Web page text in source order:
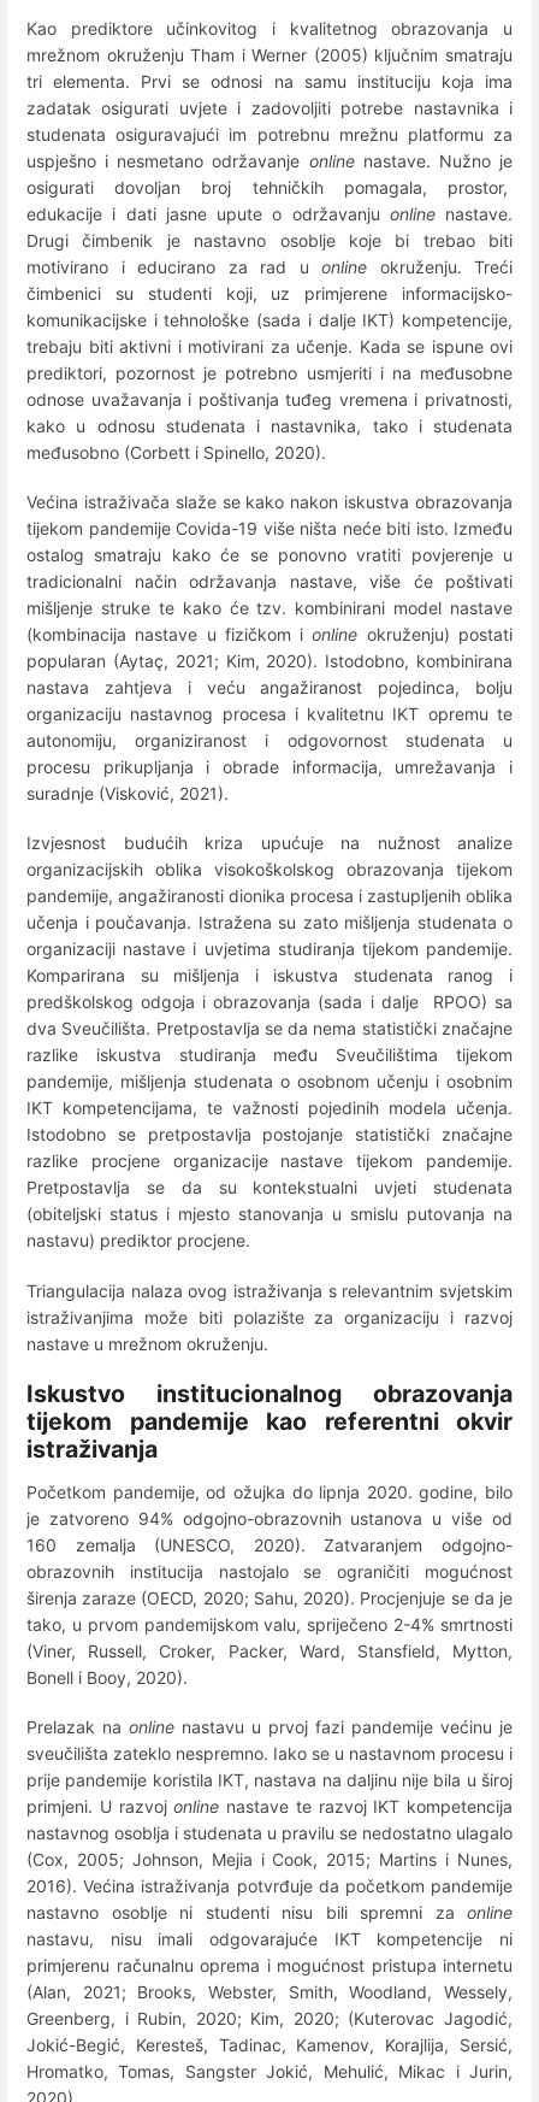
Kao prediktore učinkovitog i kvalitetnog obrazovanja u
mrežnom okruženju Tham i Werner (2005) ključnim smatraju
tri elementa. Prvi se odnosi na samu instituciju koja ima
zadatak osigurati uvjete i zadovoljiti potrebe nastavnika i
studenata osiguravajući im potrebnu mrežnu platformu za
uspješno i nesmetano održavanje online nastave. Nužno je
osigurati dovoljan broj tehničkih pomagala, prostor,
edukacije i dati jasne upute o održavanju onlinenastave.
Drugi čimbenik je nastavno osoblje koje bi trebao biti
motivirano i educirano za rad u online okruženju. Treći
čimbenici su studenti koji, uz primjerene informacijsko-
komunikacijske i tehnološke (sada i dalje IKT) kompetencije,
trebaju biti aktivni i motivirani za učenje. Kada se ispune ovi
prediktori, pozornost je potrebno usmjeriti i na međusobne
odnose uvažavanja i poštivanja tuđeg vremena i privatnosti,
kako u odnosu studenata i nastavnika, tako i studenata
međusobno (Corbett i Spinello, 2020).
Većina istraživača slaže se kako nakon iskustva obrazovanja
tijekom pandemije Covida-19 više ništa neće biti isto. Između
ostalog smatraju kako će se ponovno vratiti povjerenje u
tradicionalni način održavanja nastave, više će poštivati
mišljenje struke te kako će tzv. kombinirani model nastave
(kombinacija nastave u fizičkom ionline okruženju) postati
popularan (Aytaç, 2021; Kim, 2020). Istodobno, kombinirana
nastava zahtjeva i veću angažiranost pojedinca, bolju
organizaciju nastavnog procesa i kvalitetnu IKT opremu te
autonomiju, organiziranost i odgovornost studenata u
procesu prikupljanja i obrade informacija, umrežavanja i
suradnje (Visković, 2021).
Izvjesnost budućih kriza upućuje na nužnost analize
organizacijskih oblika visokoškolskog obrazovanja tijekom
pandemije, angažiranosti dionika procesa i zastupljenih oblika
učenja i poučavanja. Istražena su zato mišljenja studenata o
organizaciji nastave i uvjetima studiranja tijekom pandemije.
Komparirana su mišljenja i iskustva studenata ranog i
predškolskog odgoja i obrazovanja (sada i dalje RPOO) sa
dva Sveučilišta. Pretpostavlja se da nema statistički značajne
razlike iskustva studiranja među Sveučilištima tijekom
pandemije, mišljenja studenata o osobnom učenju i osobnim
IKT kompetencijama, te važnosti pojedinih modela učenja.
Istodobno se pretpostavlja postojanje statistički značajne
razlike procjene organizacije nastave tijekom pandemije.
Pretpostavlja se da su kontekstualni uvjeti studenata
(obiteljski status i mjesto stanovanja u smislu putovanja na
nastavu) prediktor procjene.
Triangulacija nalaza ovog istraživanja s relevantnim svjetskim
istraživanjima može biti polazište za organizaciju i razvoj
nastave u mrežnom okruženju.
Iskustvo institucionalnog obrazovanja
tijekom pandemije kao referentni okvir
istraživanja
Početkom pandemije, od ožujka do lipnja 2020. godine, bilo
je zatvoreno 94% odgojno-obrazovnih ustanova u više od
160 zemalja (UNESCO, 2020). Zatvaranjem odgojno-
obrazovnih institucija nastojalo se ograničiti mogućnost
širenja zaraze (OECD, 2020; Sahu, 2020). Procjenjuje se da je
tako, u prvom pandemijskom valu, spriječeno 2-4% smrtnosti
(Viner, Russell, Croker, Packer, Ward, Stansfield, Mytton,
Bonell i Booy, 2020).
Prelazak na online nastavu u prvoj fazi pandemije većinu je
sveučilišta zateklo nespremno. Iako se u nastavnom procesu i
prije pandemije koristila IKT, nastava na daljinu nije bila u široj
primjeni. U razvojonline nastave te razvoj IKT kompetencija
nastavnog osoblja i studenata u pravilu se nedostatno ulagalo
(Cox, 2005; Johnson, Mejia i Cook, 2015; Martins i Nunes,
2016). Većina istraživanja potvrđuje da početkom pandemije
nastavno osoblje ni studenti nisu bili spremni za online
nastavu, nisu imali odgovarajuće IKT kompetencije ni
primjerenu računalnu oprema i mogućnost pristupa internetu
(Alan, 2021; Brooks, Webster, Smith, Woodland, Wessely,
Greenberg, i Rubin, 2020; Kim, 2020; (Kuterovac Jagodić,
Jokić-Begić, Keresteš, Tadinac, Kamenov, Korajlija, Sersić,
Hromatko, Tomas, Sangster Jokić, Mehulić, Mikac i Jurin,
2020).